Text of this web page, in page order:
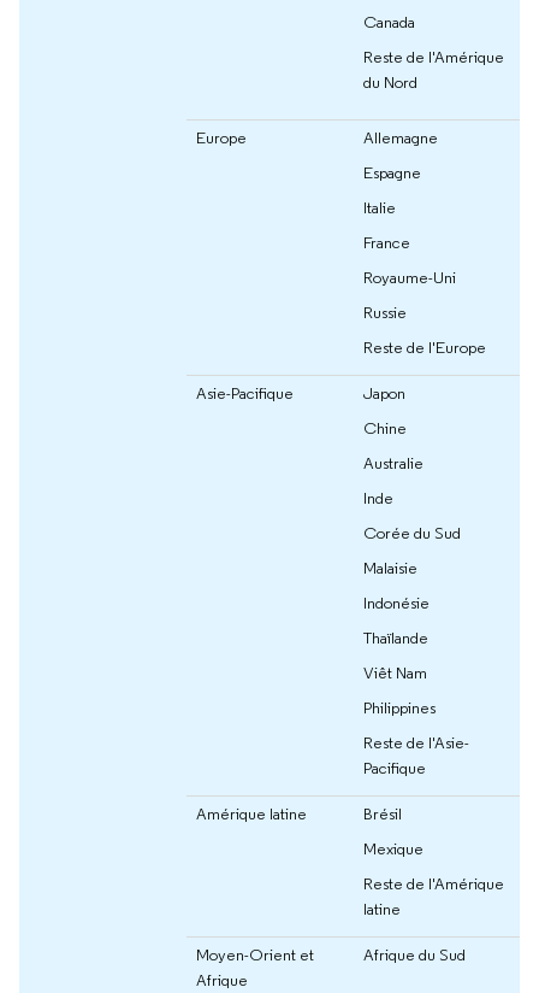
Canada
Reste de l'Amérique
du Nord
Europe
Allemagne
Espagne
Italie
France
Royaume-Uni
Russie
Reste de l'Europe
Asie-Pacifique
Japon
Chine
Australie
Inde
Corée du Sud
Malaisie
Indonésie
Thaïlande
Viêt Nam
Philippines
Reste de l'Asie-
Pacifique
Amérique latine
Brésil
Mexique
Reste de l'Amérique
latine
Moyen-Orient et
Afrique
Afrique du Sud